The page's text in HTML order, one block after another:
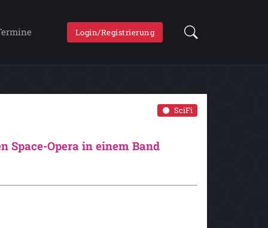
Login/Registrierung
SciFi
Space-Opera in einem Band